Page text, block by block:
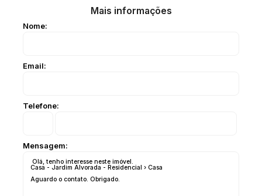
Mais informações
Nome:
Email:
Telefone:
Mensagem: